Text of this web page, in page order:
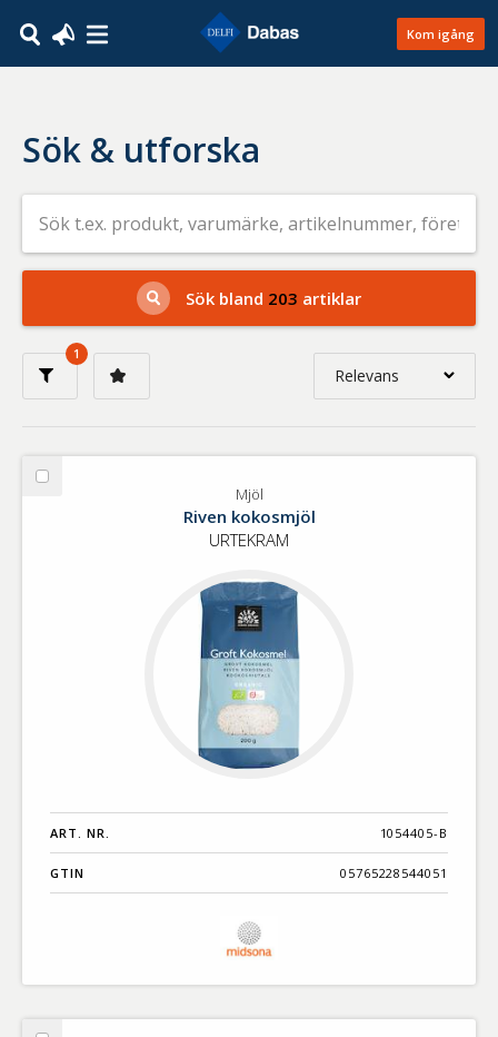
Kom igång
Sök & utforska
Sök
efter
livsmedel
på
t.ex.
produkt,
varumärke,
artikelnummer,
Sök bland 203 artiklar
1
Relevans
Välj
Mjöl
Riven kokosmjöl
URTEKRAM
ART. NR. 1054405-B
GTIN 05765228544051